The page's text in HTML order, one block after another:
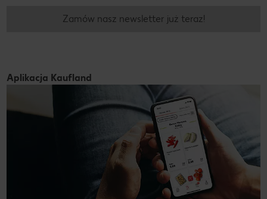
Zamów nasz newsletter już teraz!
Aplikacja Kaufland